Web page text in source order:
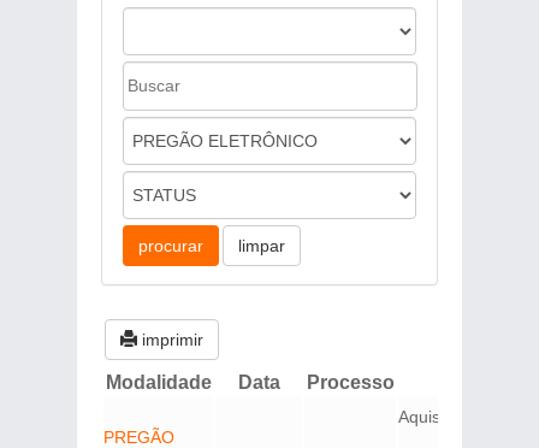
imprimir
Modalidade Data Processo
PREGÃO
Aquisição de 01